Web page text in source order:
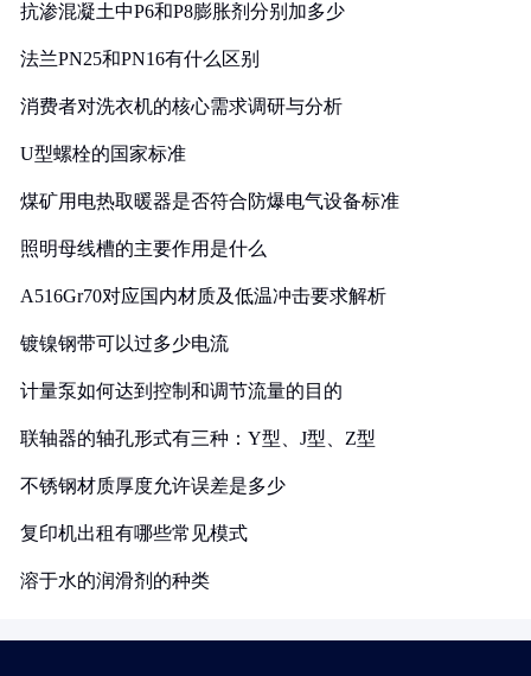
抗渗混凝土中P6和P8膨胀剂分别加多少
法兰PN25和PN16有什么区别
消费者对洗衣机的核心需求调研与分析
U型螺栓的国家标准
煤矿用电热取暖器是否符合防爆电气设备标准
照明母线槽的主要作用是什么
A516Gr70对应国内材质及低温冲击要求解析
镀镍钢带可以过多少电流
计量泵如何达到控制和调节流量的目的
联轴器的轴孔形式有三种：Y型、J型、Z型
不锈钢材质厚度允许误差是多少
复印机出租有哪些常见模式
溶于水的润滑剂的种类